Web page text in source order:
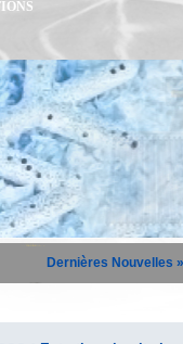
Dernières Nouvelles »